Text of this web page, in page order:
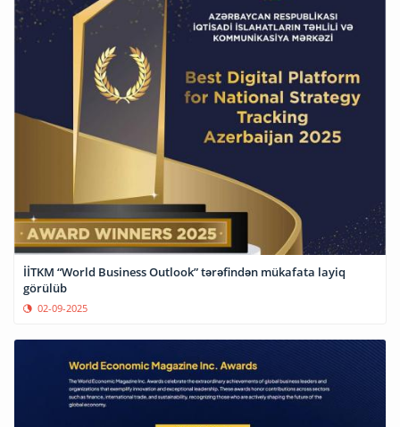
İİTKM “World Business Outlook” tərəfindən mükafata layiq
görülüb
02-09-2025